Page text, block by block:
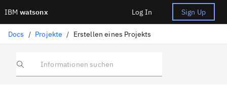
IBM watsonx Log In Sign Up
Docs / Projekte / Erstellen eines Projekts
Informationen suchen